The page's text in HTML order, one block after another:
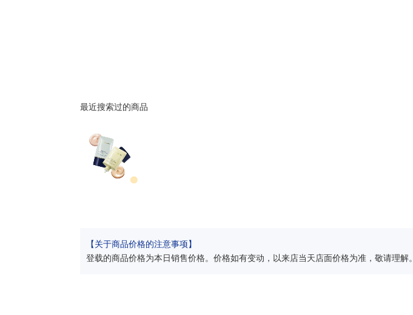
最近搜索过的商品
【关于商品价格的注意事项】
登载的商品价格为本日销售价格。价格如有变动，以来店当天店面价格为准，敬请理解。